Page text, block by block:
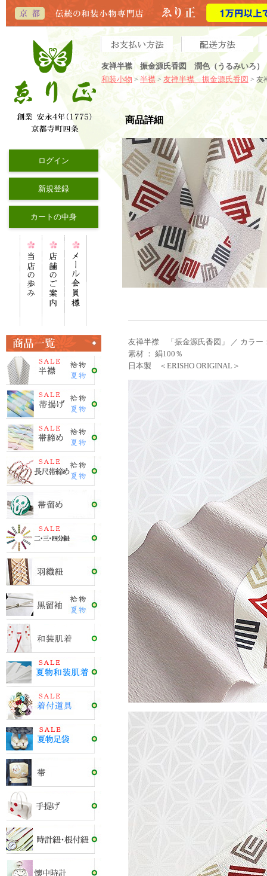
友禅半襟 振金源氏香図 潤色（うるみいろ）
和装小物 > 半襟 > 友禅半襟 振金源氏香図 > 友
ログイン
新規登録
カートの中身
商品詳細
友禅半襟 「振金源氏香図」 ／ カラー
素材 ： 絹100％
日本製 ＜ERISHO ORIGINAL＞